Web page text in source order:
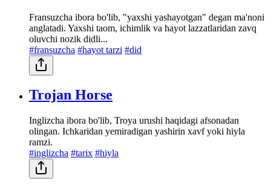
Fransuzcha ibora bo'lib, "yaxshi yashayotgan" degan ma'noni
anglatadi. Yaxshi taom, ichimlik va hayot lazzatlaridan zavq
oluvchi nozik didli...
#fransuzcha #hayot tarzi #did
Trojan Horse
Inglizcha ibora bo'lib, Troya urushi haqidagi afsonadan
olingan. Ichkaridan yemiradigan yashirin xavf yoki hiyla
ramzi.
#inglizcha #tarix #hiyla